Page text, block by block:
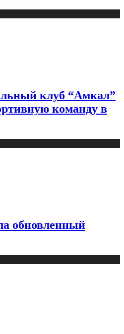
клуб “Амкал”
команду в
обновленный